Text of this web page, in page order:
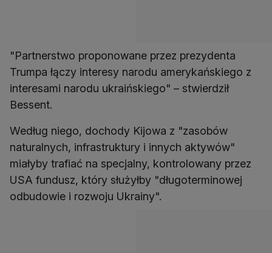
"Partnerstwo proponowane przez prezydenta
Trumpa łączy interesy narodu amerykańskiego z
interesami narodu ukraińskiego" – stwierdził
Bessent.
Według niego, dochody Kijowa z "zasobów
naturalnych, infrastruktury i innych aktywów"
miałyby trafiać na specjalny, kontrolowany przez
USA fundusz, który służyłby "długoterminowej
odbudowie i rozwoju Ukrainy".